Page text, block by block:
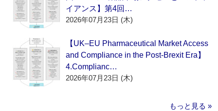
イアンス】第4回…
2026年07月23日 (木)
【UK–EU Pharmaceutical Market Access
and Compliance in the Post-Brexit Era】
4.Complianc…
2026年07月23日 (木)
もっと見る »